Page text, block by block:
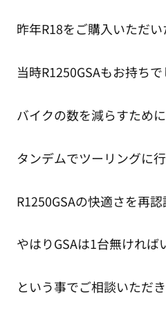
昨年R18をご購入いただ
当時R1250GSAもお持ち
バイクの数を減らすため
タンデムでツーリングに
R1250GSAの快適さを再認
やはりGSAは1台無ければ
という事でご相談いただ